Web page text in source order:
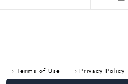
Terms of Use Privacy Policy